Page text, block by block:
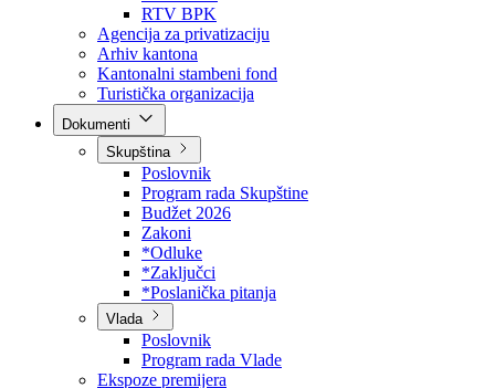
Direkcija za šumarstvo
Javna preduzeća
BPK šume
RTV BPK
Agencija za privatizaciju
Arhiv kantona
Kantonalni stambeni fond
Turistička organizacija
Skupština
Poslovnik
Program rada Skupštine
Budžet 2026
Zakoni
*Odluke
*Zaključci
*Poslanička pitanja
Vlada